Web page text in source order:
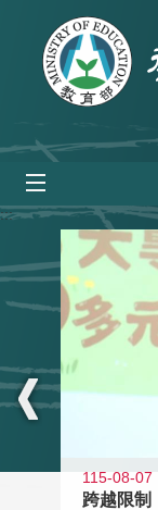
跳到主要內容區塊
:::
115-08-07
跨越限制